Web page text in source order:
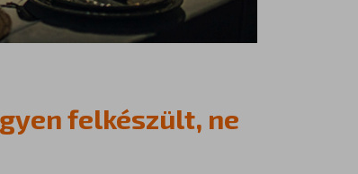
felkészült, ne